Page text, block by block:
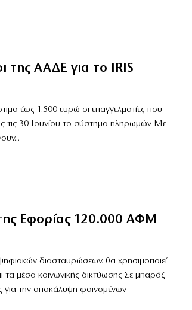
της ΑΑΔΕ για το IRIS
έως 1.500 ευρώ οι επαγγελματίες που
τις 30 Ιουνίου το σύστημα πληρωμών Με
Εφορίας 120.000 ΑΦΜ
διασταυρώσεων. θα χρησιμοποιεί
τα μέσα κοινωνικής δικτύωσης Σε μπαράζ
για την αποκάλυψη φαινομένων